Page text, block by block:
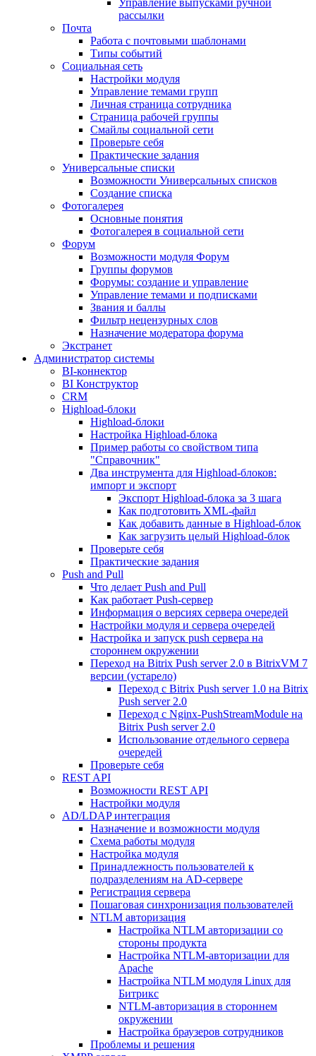
Управление выпусками ручной
рассылки
Почта
Работа с почтовыми шаблонами
Типы событий
Социальная сеть
Настройки модуля
Управление темами групп
Личная страница сотрудника
Страница рабочей группы
Смайлы социальной сети
Проверьте себя
Практические задания
Универсальные списки
Возможности Универсальных списков
Создание списка
Фотогалерея
Основные понятия
Фотогалерея в социальной сети
Форум
Возможности модуля Форум
Группы форумов
Форумы: создание и управление
Управление темами и подписками
Звания и баллы
Фильтр нецензурных слов
Назначение модератора форума
Экстранет
Администратор системы
BI-коннектор
BI Конструктор
CRM
Highload-блоки
Highload-блоки
Настройка Highload-блока
Пример работы со свойством типа
"Справочник"
Два инструмента для Highload-блоков:
импорт и экспорт
Экспорт Highload-блока за 3 шага
Как подготовить XML-файл
Как добавить данные в Highload-блок
Как загрузить целый Highload-блок
Проверьте себя
Практические задания
Push and Pull
Что делает Push and Pull
Как работает Push-сервер
Информация о версиях сервера очередей
Настройки модуля и сервера очередей
Настройка и запуск push сервера на
стороннем окружении
Переход на Bitrix Push server 2.0 в BitrixVM 7
версии (устарело)
Переход с Bitrix Push server 1.0 на Bitrix
Push server 2.0
Переход с Nginx-PushStreamModule на
Bitrix Push server 2.0
Использование отдельного сервера
очередей
Проверьте себя
REST API
Возможности REST API
Настройки модуля
AD/LDAP интеграция
Назначение и возможности модуля
Схема работы модуля
Настройка модуля
Принадлежность пользователей к
подразделениям на AD-сервере
Регистрация сервера
Пошаговая синхронизация пользователей
NTLM авторизация
Настройка NTLM авторизации со
стороны продукта
Настройка NTLM-авторизации для
Apache
Настройка NTLM модуля Linux для
Битрикс
NTLM-авторизация в стороннем
окружении
Настройка браузеров сотрудников
Проблемы и решения